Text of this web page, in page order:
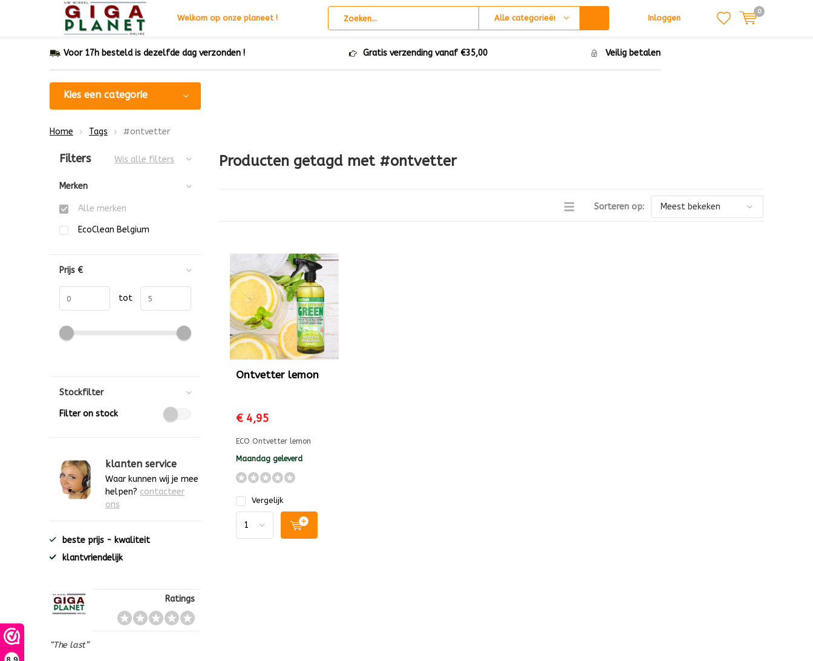
Welkom op onze planeet ! Alle categorieën Inloggen
0
Voor 17h besteld is dezelfde dag verzonden ! Gratis verzending vanaf €35,00 Veilig betalen
Kies een categorie
Home Tags #ontvetter
Producten getagd met #ontvetter
Sorteren op:
Ontvetter lemon
€ 4,95
ECO Ontvetter lemon
Maandag geleverd
Vergelijk
Sorteren op:
Filters Wis alle filters
Merken
Alle merken
EcoClean Belgium
Prijs €
tot
Stockfilter
Filter on stock
klanten service
Waar kunnen wij je mee
helpen? contacteer
ons
beste prijs - kwaliteit
klantvriendelijk
Ratings
“The last”